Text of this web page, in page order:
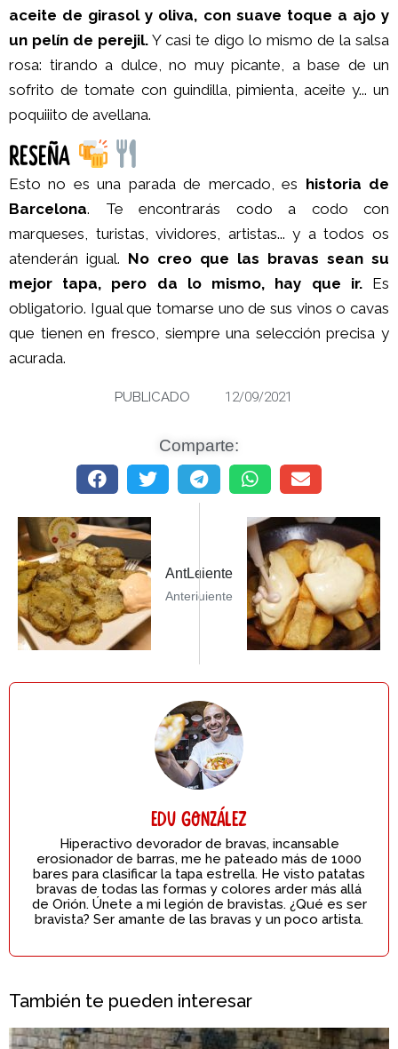
aceite de girasol y oliva, con suave toque a ajo y
un pelín de perejil. Y casi te digo lo mismo de la salsa
rosa: tirando a dulce, no muy picante, a base de un
sofrito de tomate con guindilla, pimienta, aceite y... un
poquiiito de avellana.
RESEÑA
Esto no es una parada de mercado, es historia de
Barcelona. Te encontrarás codo a codo con
marqueses, turistas, vividores, artistas... y a todos os
atenderán igual. No creo que las bravas sean su
mejor tapa, pero da lo mismo, hay que ir. Es
obligatorio. Igual que tomarse uno de sus vinos o cavas
que tienen en fresco, siempre una selección precisa y
acurada.
PUBLICADO 12/09/2021
Comparte:
AntLeer Post AnteriorBar Fidel
Anterior
Leer Siguiente PostMirchSiguiente
Siguiente
Edu González
Hiperactivo devorador de bravas, incansable
erosionador de barras, me he pateado más de 1000
bares para clasificar la tapa estrella. He visto patatas
bravas de todas las formas y colores arder más allá
de Orión. Únete a mi legión de bravistas. ¿Qué es ser
bravista? Ser amante de las bravas y un poco artista.
También te pueden interesar